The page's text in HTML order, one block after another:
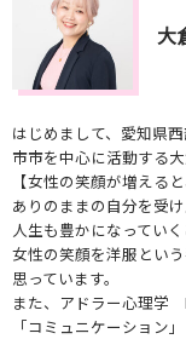
大
はじめまして、愛知県
市市を中心に活動する大
【女性の笑顔が増える
ありのままの自分を受
人生も豊かになってい
女性の笑顔を洋服とい
思っています。
また、アドラー心理学
「コミュニケーション